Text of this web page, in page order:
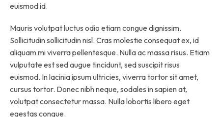
euismod id.
Mauris volutpat luctus odio etiam congue dignissim.
Sollicitudin sollicitudin nisl. Cras molestie consequat ex, id
aliquam mi viverra pellentesque. Nulla ac massa risus. Etiam
vulputate est sed augue tincidunt, sed suscipit risus
euismod. In lacinia ipsum ultricies, viverra tortor sit amet,
cursus tortor. Donec nibh neque, sodales in sapien at,
volutpat consectetur massa. Nulla lobortis libero eget
egestas congue.